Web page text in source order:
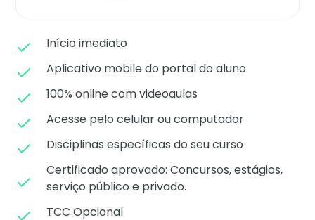
Início imediato
Aplicativo mobile do portal do aluno
100% online com videoaulas
Acesse pelo celular ou computador
Disciplinas específicas do seu curso
Certificado aprovado: Concursos, estágios,
serviço público e privado.
TCC Opcional